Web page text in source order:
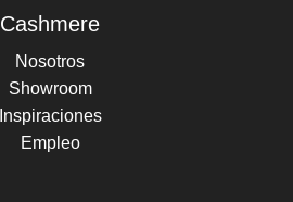
Cashmere
Nosotros
Showroom
Inspiraciones
Empleo